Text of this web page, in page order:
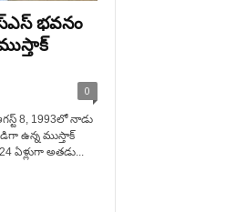
భవనం
0
8, 1993లో నాడు
ఉన్న ముస్తాక్‌
ఏళ్లుగా అతడు...